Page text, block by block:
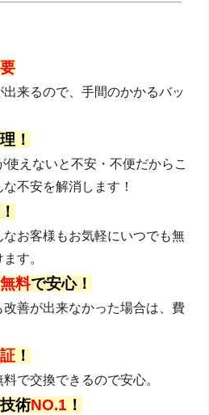
来るので、手間のかかるバッ
！
えないと不安・不便だからこ
不安を解消します！
お客様もお気軽にいつでも無
す。
料で安心！
善が出来なかった場合は、費
！
で交換できるので安心。
術NO.1 ！